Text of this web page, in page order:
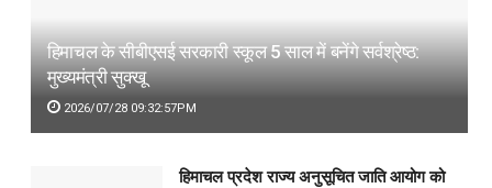
हिमाचल के सीबीएसई सरकारी स्कूल 5 साल में बनेंगे सर्वश्रेष्ठ:
मुख्यमंत्री सुक्खू
2026/07/28 09:32:57PM
हिमाचल प्रदेश राज्य अनुसूचित जाति आयोग को